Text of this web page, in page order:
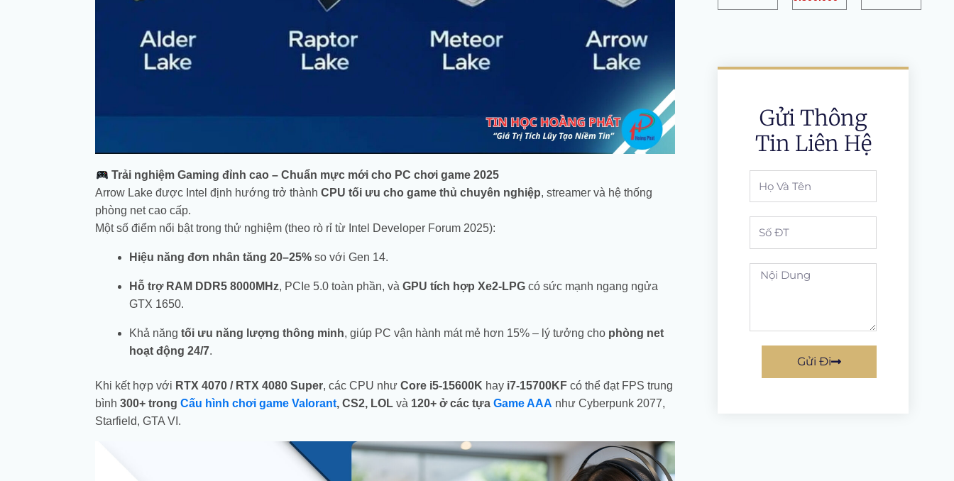
Trải nghiệm Gaming đỉnh cao – Chuẩn mực mới cho PC chơi game 2025
Arrow Lake được Intel định hướng trở thànhCPU tối ưu cho game thủ chuyên nghiệp, streamer và hệ thống
phòng net cao cấp.
Một số điểm nổi bật trong thử nghiệm (theo rò rỉ từ Intel Developer Forum 2025):
Hiệu năng đơn nhân tăng 20–25% so với Gen 14.
Hỗ trợ RAM DDR5 8000MHz, PCIe 5.0 toàn phần, vàGPU tích hợp Xe2-LPG có sức mạnh ngang ngửa
GTX 1650.
Khả năngtối ưu năng lượng thông minh, giúp PC vận hành mát mẻ hơn 15% – lý tưởng cho phòng net
hoạt động 24/7.
Khi kết hợp với RTX 4070 / RTX 4080 Super, các CPU nhưCore i5-15600K hay i7-15700KF có thể đạt FPS trung
bình300+ trongCấu hình chơi game Valorant, CS2, LOL và 120+ ở các tựaGame AAA như Cyberpunk 2077,
Starfield, GTA VI.
Gửi Thông
Tin Liên Hệ
Name
noi
Gửi Đi